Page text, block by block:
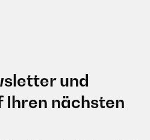
und
Ihren nächsten